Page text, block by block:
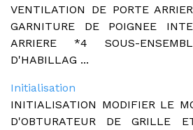
VENTILATION DE PORTE
GARNITURE DE POIGNEE
ARRIERE *4 SOUS-
D'HABILLAG ...
Initialisation
INITIALISATION MODIFIER LE
D'OBTURATEUR DE GRILLE